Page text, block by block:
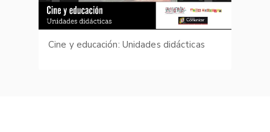
Cine y educación: Unidades didácticas